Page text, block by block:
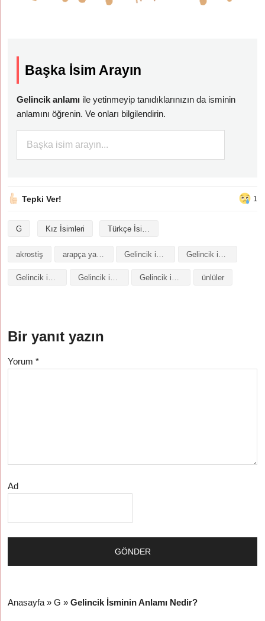
Başka İsim Arayın
Gelincik anlamı ile yetinmeyip tanıdıklarınızın da isminin
anlamını öğrenin. Ve onları bilgilendirin.
Tepki Ver! 1
G Kız İsimleri Türkçe İsimler
akrostiş arapça yazılışı
Gelincik isminin baş harfleriyle şiir Gelincik isminin kökeni Gelincik isminin numerolojisi ünlüler
Bir yanıt yazın
Yorum*
Ad
Anasayfa »G »Gelincik İsminin Anlamı Nedir?